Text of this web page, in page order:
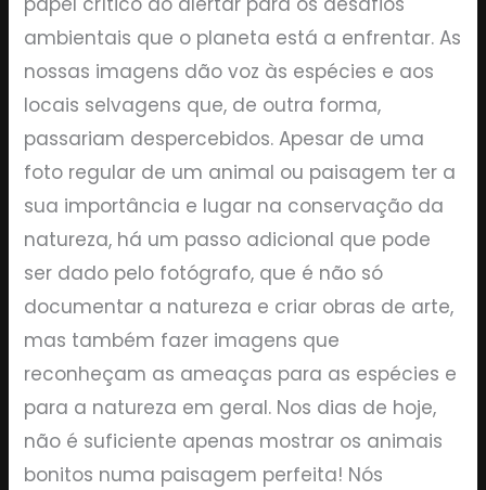
ambientais que o planeta está a enfrentar. As
nossas imagens dão voz às espécies e aos
locais selvagens que, de outra forma,
passariam despercebidos. Apesar de uma
foto regular de um animal ou paisagem ter a
sua importância e lugar na conservação da
natureza, há um passo adicional que pode
ser dado pelo fotógrafo, que é não só
documentar a natureza e criar obras de arte,
mas também fazer imagens que
reconheçam as ameaças para as espécies e
para a natureza em geral. Nos dias de hoje,
não é suficiente apenas mostrar os animais
bonitos numa paisagem perfeita! Nós